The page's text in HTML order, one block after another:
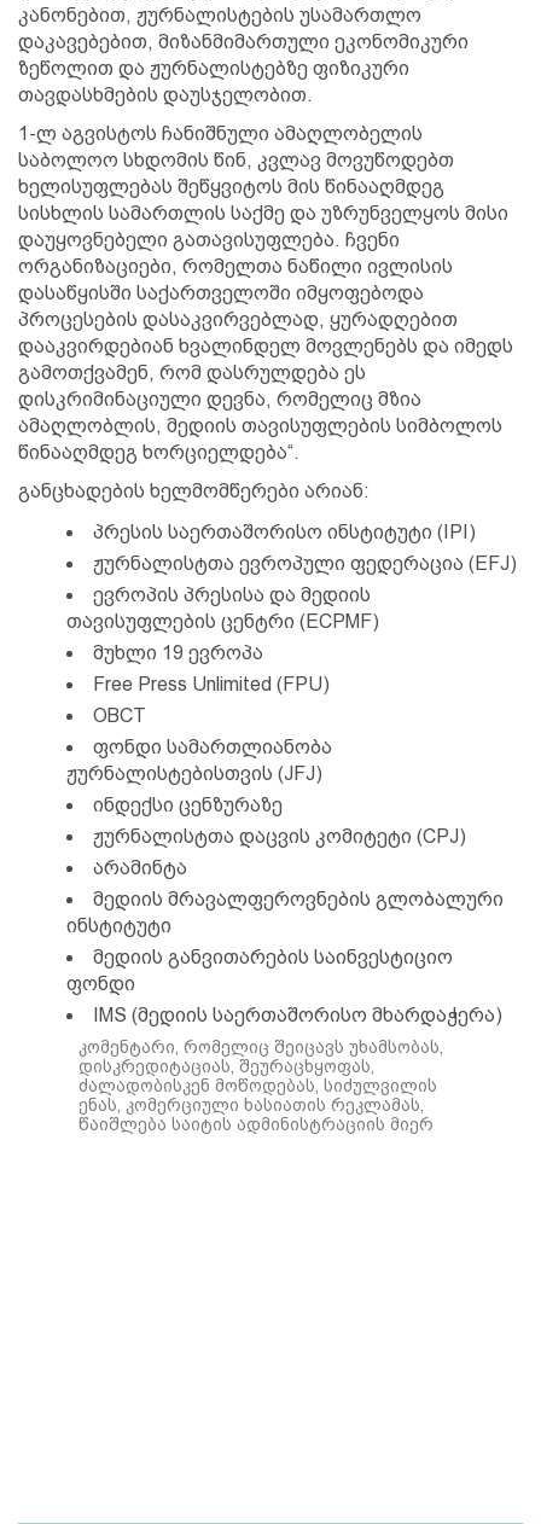
კანონებით, ჟურნალისტების უსამართლო
დაკავებებით, მიზანმიმართული ეკონომიკური
ზეწოლით და ჟურნალისტებზე ფიზიკური
თავდასხმების დაუსჯელობით.
1-ლ აგვისტოს ჩანიშნული ამაღლობელის
საბოლოო სხდომის წინ, კვლავ მოვუწოდებთ
ხელისუფლებას შეწყვიტოს მის წინააღმდეგ
სისხლის სამართლის საქმე და უზრუნველყოს მისი
დაუყოვნებელი გათავისუფლება. ჩვენი
ორგანიზაციები, რომელთა ნაწილი ივლისის
დასაწყისში საქართველოში იმყოფებოდა
პროცესების დასაკვირვებლად, ყურადღებით
დააკვირდებიან ხვალინდელ მოვლენებს და იმედს
გამოთქვამენ, რომ დასრულდება ეს
დისკრიმინაციული დევნა, რომელიც მზია
ამაღლობლის, მედიის თავისუფლების სიმბოლოს
წინააღმდეგ ხორციელდება“.
განცხადების ხელმომწერები არიან:
პრესის საერთაშორისო ინსტიტუტი (IPI)
ჟურნალისტთა ევროპული ფედერაცია (EFJ)
ევროპის პრესისა და მედიის
თავისუფლების ცენტრი (ECPMF)
მუხლი 19 ევროპა
Free Press Unlimited (FPU)
OBCT
ფონდი სამართლიანობა
ჟურნალისტებისთვის (JFJ)
ინდექსი ცენზურაზე
ჟურნალისტთა დაცვის კომიტეტი (CPJ)
არამინტა
მედიის მრავალფეროვნების გლობალური
ინსტიტუტი
მედიის განვითარების საინვესტიციო
ფონდი
IMS (მედიის საერთაშორისო მხარდაჭერა)
კომენტარი, რომელიც შეიცავს უხამსობას,
დისკრედიტაციას, შეურაცხყოფას,
ძალადობისკენ მოწოდებას, სიძულვილის
ენას, კომერციული ხასიათის რეკლამას,
წაიშლება საიტის ადმინისტრაციის მიერ